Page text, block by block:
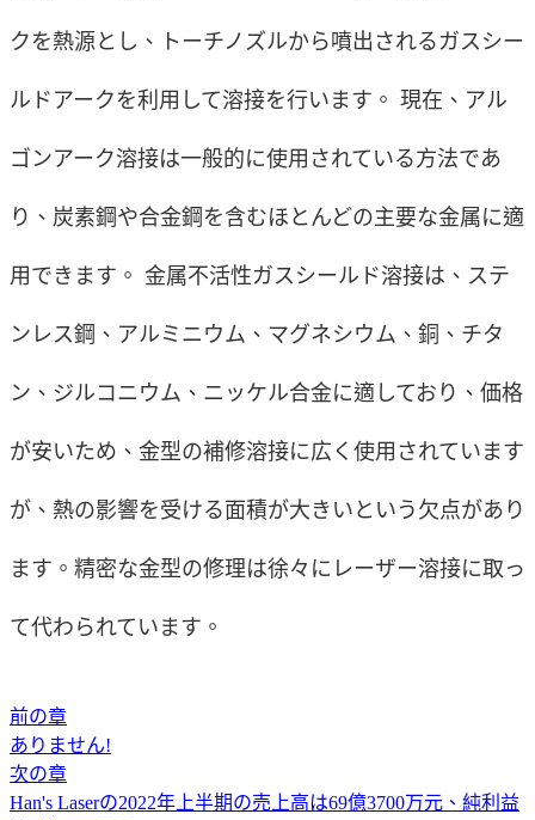
クを熱源とし、トーチノズルから噴出されるガスシー
ルドアークを利用して溶接を行います。 現在、アル
ゴンアーク溶接は一般的に使用されている方法であ
り、炭素鋼や合金鋼を含むほとんどの主要な金属に適
用できます。 金属不活性ガスシールド溶接は、ステ
ンレス鋼、アルミニウム、マグネシウム、銅、チタ
ン、ジルコニウム、ニッケル合金に適しており、価格
が安いため、金型の補修溶接に広く使用されています
が、熱の影響を受ける面積が大きいという欠点があり
ます。精密な金型の修理は徐々にレーザー溶接に取っ
て代わられています。
前の章
ありません!
次の章
Han's Laserの2022年上半期の売上高は69億3700万元、純利益